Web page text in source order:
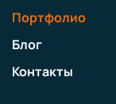
Портфолио
Блог
Контакты